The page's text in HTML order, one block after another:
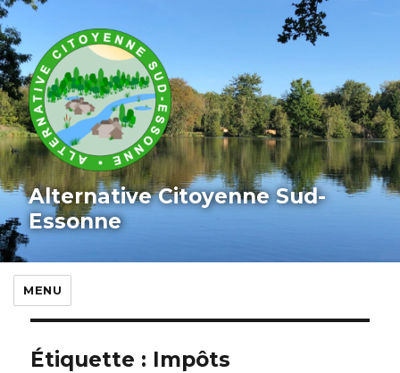
Alternative Citoyenne Sud-
Essonne
MENU
Étiquette : Impôts